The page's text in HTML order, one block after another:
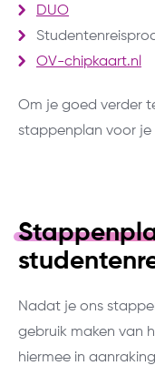
DUO
OV-chipkaart.nl
Om je goed verder
stappenplan voor
Nadat je ons
gebruik maken van
hiermee in